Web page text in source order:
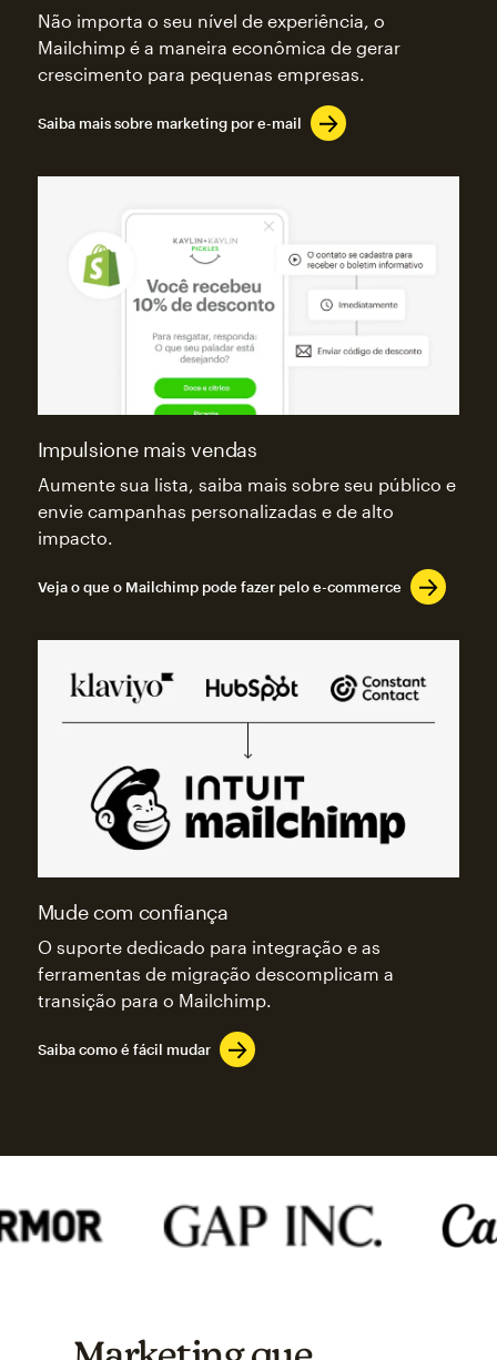
Não importa o seu nível de experiência, o
Mailchimp é a maneira econômica de gerar
crescimento para pequenas empresas.
Saiba mais sobre marketing por e-mail
Impulsione mais vendas
Aumente sua lista, saiba mais sobre seu público e
envie campanhas personalizadas e de alto
impacto.
Veja o que o Mailchimp pode fazer pelo e-commerce
Mude com confiança
O suporte dedicado para integração e as
ferramentas de migração descomplicam a
transição para o Mailchimp.
Saiba como é fácil mudar